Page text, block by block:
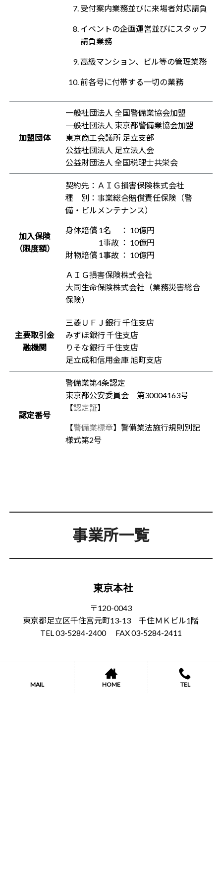
受付案内業務並びに来場者対応請負
イベントの企画運営並びにスタッフ
請負業務
高級マンション、ビル等の管理業務
前各号に付帯する一切の業務
加盟団体
一般社団法人 全国警備業協会加盟
一般社団法人 東京都警備業協会加盟
東京商工会議所 足立支部
公益社団法人 足立法人会
公益財団法人 全国税理士共栄会
加入保険
（限度額）
契約先：ＡＩＧ損害保険株式会社
種 別：事業総合賠償責任保険（警
備・ビルメンテナンス）
身体賠償 1名 ： 10億円
1事故 ： 10億円
財物賠償 1事故 ： 10億円
ＡＩＧ損害保険株式会社
大同生命保険株式会社（業務災害総合
保険）
主要取引金
融機関
三菱ＵＦＪ銀行 千住支店
みずほ銀行 千住支店
りそな銀行 千住支店
足立成和信用金庫 旭町支店
認定番号
警備業第4条認定
東京都公安委員会 第30004163号
【認定証】
【警備業標章】警備業法施行規則別記
様式第2号
事業所一覧
東京本社
〒120-0043
東京都足立区千住宮元町13-13 千住ＭＫビル1階
TEL 03-5284-2400 FAX 03-5284-2411
MAIL HOME TEL